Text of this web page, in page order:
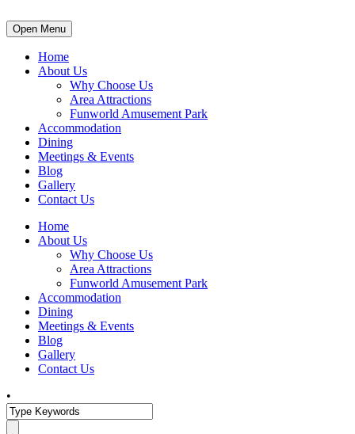
Open Menu
Home
About Us
Why Choose Us
Area Attractions
Funworld Amusement Park
Accommodation
Dining
Meetings & Events
Blog
Gallery
Contact Us
Home
About Us
Why Choose Us
Area Attractions
Funworld Amusement Park
Accommodation
Dining
Meetings & Events
Blog
Gallery
Contact Us
•